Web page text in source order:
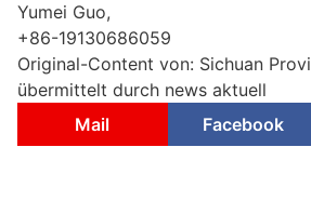
Yumei Guo,
+86-19130686059
Original-Content von: Sichuan
übermittelt durch news aktuell
Mail
Facebook